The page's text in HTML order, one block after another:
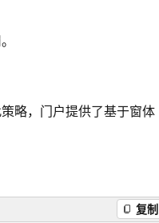
略，门户提供了基于窗体
复制